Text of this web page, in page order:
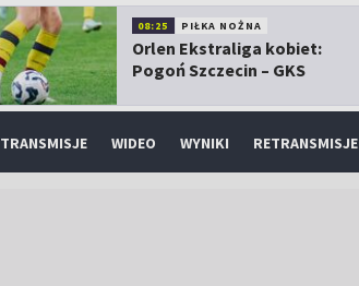
08:25 PIŁKA NOŻNA
Orlen Ekstraliga kobiet:
Pogoń Szczecin – GKS
TRANSMISJE WIDEO WYNIKI RETRANSMISJE